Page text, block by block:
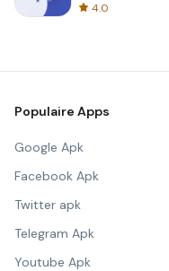
4.0
Populaire Apps
Google Apk
Facebook Apk
Twitter apk
Telegram Apk
Youtube Apk